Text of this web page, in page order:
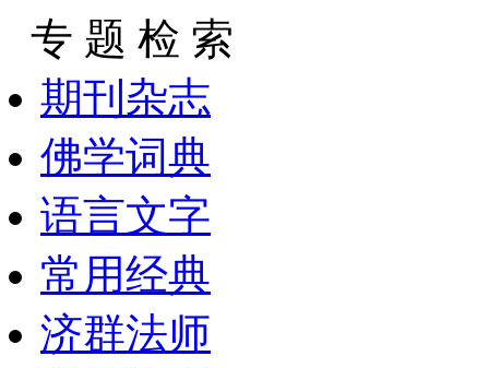
专 题 检 索
期刊杂志
佛学词典
语言文字
常用经典
济群法师